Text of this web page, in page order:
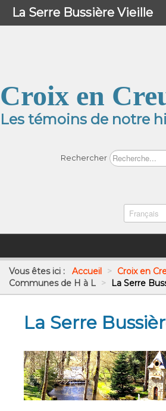
Croix en
Les témoins de notre
Rechercher
Vous êtes ici : Accueil > Croix en
Communes de H à L > La Serre
La Serre
Menu
La Serre Bussière Vieille